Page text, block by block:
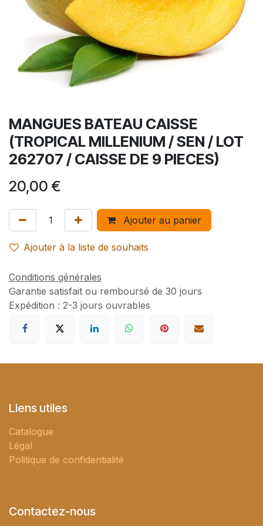
MANGUES BATEAU CAISSE
(TROPICAL MILLENIUM / SEN / LOT
262707 / CAISSE DE 9 PIECES)
20,00 €
Ajouter au panier
Ajouter à la liste de souhaits
Conditions générales
Garantie satisfait ou remboursé de 30 jours
Expédition : 2-3 jours ouvrables
Liens utiles
Catalogue
Légal
Politique de confidentialité
Contactez-nous